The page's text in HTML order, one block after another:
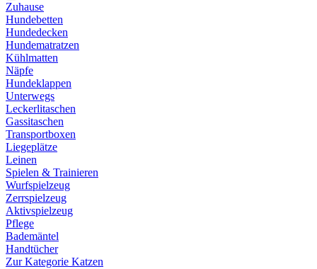
Zuhause
Hundebetten
Hundedecken
Hundematratzen
Kühlmatten
Näpfe
Hundeklappen
Unterwegs
Leckerlitaschen
Gassitaschen
Transportboxen
Liegeplätze
Leinen
Spielen & Trainieren
Wurfspielzeug
Zerrspielzeug
Aktivspielzeug
Pflege
Bademäntel
Handtücher
Zur Kategorie Katzen